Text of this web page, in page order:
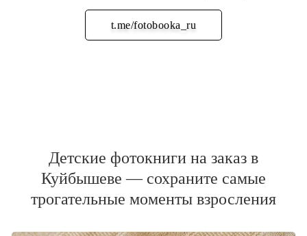
t.me/fotobooka_ru
Подписаться
Детские фотокниги на заказ в
Куйбышеве — сохраните самые
трогательные моменты взросления